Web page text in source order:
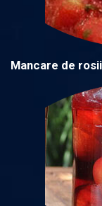
Mancare de rosii